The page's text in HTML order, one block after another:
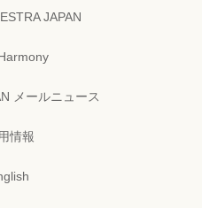
JAPAN
メールニュース
情報